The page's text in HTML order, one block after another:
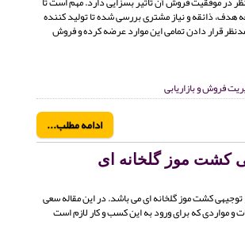
هدف، ذائقه و نیاز مشتری بررسی شده تا تولید کننده
قرار دادن تمامی این موارد عرضه کرده و فروش
فروش و بازاریابی
ادامه مطلب...
کشت موز گلخانه ای
کشت موز گلخانه ای می باشد. در این مقاله سعی
و مواردی که برای ورود به این کسب و کار لازم است